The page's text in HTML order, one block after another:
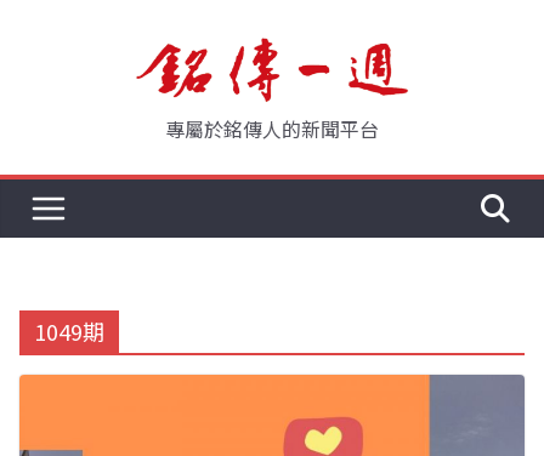
專屬於銘傳人的新聞平台
1049期